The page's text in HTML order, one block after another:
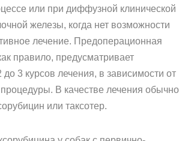
или при диффузной клинической
железы, когда нет возможности
лечение. Предоперационная
правило, предусматривает
3 курсов лечения, в зависимости от
В качестве лечения обычно
или таксотер.